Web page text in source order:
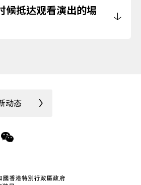
候抵达观看演出的埸
动态